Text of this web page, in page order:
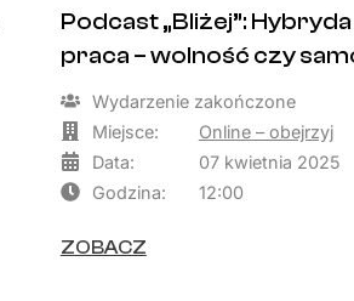
Podcast „Bliżej”:
praca – wolność czy
Wydarzenie zakończone
Miejsce:
Online – obejrzyj
Data:
07 kwietnia 2025
Godzina:
12:00
ZOBACZ